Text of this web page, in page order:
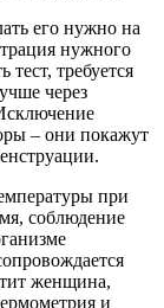
его нужно на
нужного
требуется
через
– они покажут
при
соблюдение
женщина,
и